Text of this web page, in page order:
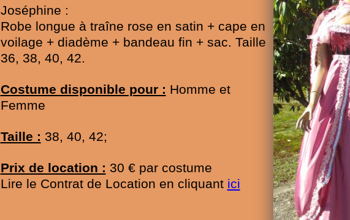
Joséphine :
Robe longue à traîne rose en satin + cape en
voilage + diadème + bandeau fin + sac. Taille
36, 38, 40, 42.
Costume disponible pour : Homme et
Femme
Taille : 38, 40, 42;
Prix de location : 30 € par costume
Lire le Contrat de Location en cliquant ici